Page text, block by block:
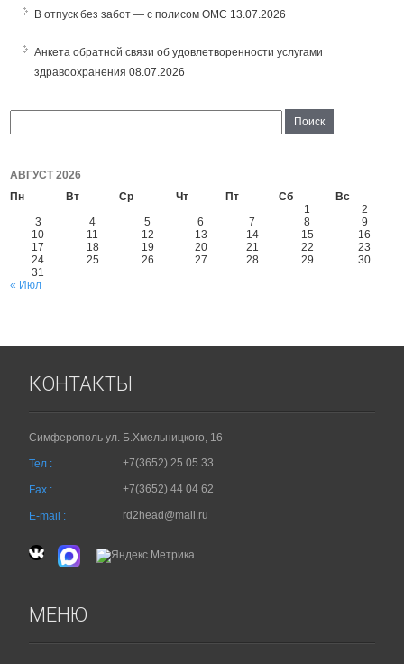
В отпуск без забот — с полисом ОМС 13.07.2026
Анкета обратной связи об удовлетворенности услугами
здравоохранения 08.07.2026
АВГУСТ 2026
Пн
Вт Ср Чт Пт Сб
Вс
1
2
3
4 5 6 7 8
9
10
11 12 13 14 15
16
17
18 19 20 21 22
23
24
25 26 27 28 29
30
31
« Июл
КОНТАКТЫ
Симферополь ул. Б.Хмельницкого, 16
Тел : +7(3652) 25 05 33
Fax : +7(3652) 44 04 62
E-mail : rd2head@mail.ru
МЕНЮ